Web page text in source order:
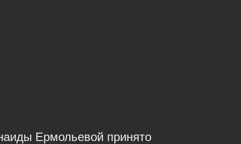
Ермольевой принято